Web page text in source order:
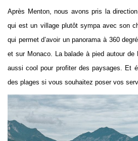
Après Menton, nous avons pris la
qui est un village plutôt sympa avec son
qui permet d’avoir un panorama à 360
et sur Monaco. La balade à pied autour
aussi cool pour profiter des paysages. Et
des plages si vous souhaitez poser vos